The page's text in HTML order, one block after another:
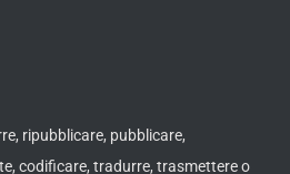
ripubblicare, pubblicare,
codificare, tradurre, trasmettere o